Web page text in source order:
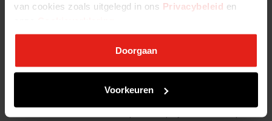
van cookies zoals uitgelegd in ons Privacybeleid en
Doorgaan
Voorkeuren
Waardering in onzekere tijden
Originele
publicatiedatum: